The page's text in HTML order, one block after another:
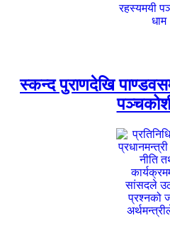
स्कन्द पुराणदेखि